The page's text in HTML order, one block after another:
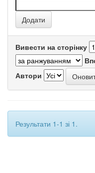
Вивести на сторінку
Автори
Результати 1-1 зі 1.